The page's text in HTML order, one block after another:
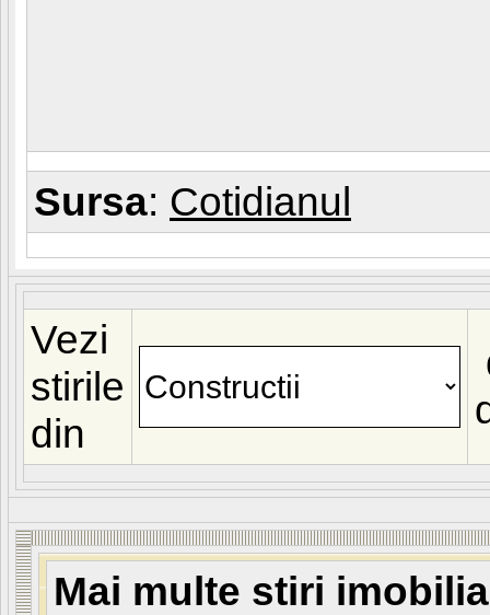
Sursa: Cotidianul
Vezi
stirile
din
Mai multe stiri